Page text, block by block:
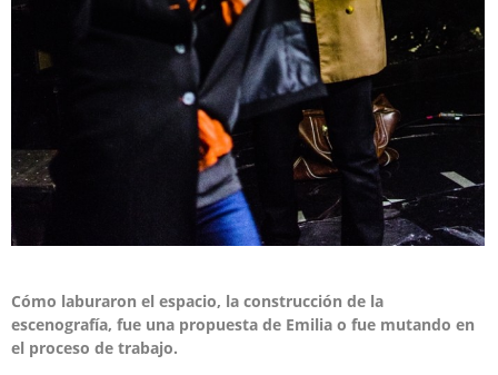
Cómo laburaron el espacio, la construcción de la
escenografía, fue una propuesta de Emilia o fue mutando en
el proceso de trabajo.